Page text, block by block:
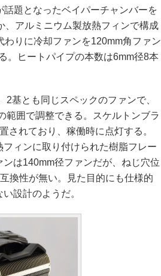
題となったベイパーチャンバーを
アルミニウム製放熱フィンで構成
りに冷却ファンを120mm角ファン
。ヒートパイプの本数は6mm径8本
基とも同じスペックのファンで、
範囲で調整できる。スケルトンブラ
されており、稼働時に点灯する。
ィンに取り付けられた樹脂フレー
は140mm径ファンだが、ねじ穴位
換性が無い。見た目的にも仕様的
設計のようだ。